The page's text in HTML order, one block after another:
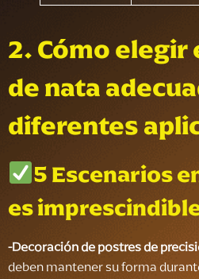
2. Cómo
de nata
diferentes
5 Escenarios
es
-Decoración de postres de
deben mantener su forma